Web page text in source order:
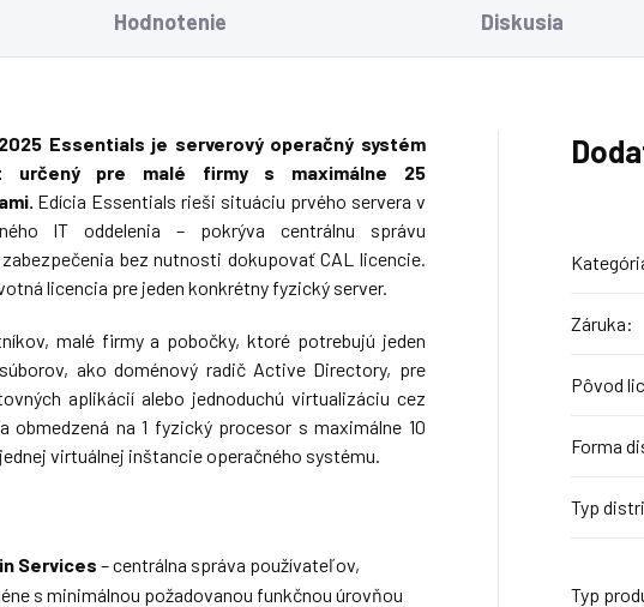
Hodnotenie Diskusia
Essentials je serverový operačný systém
určený pre malé firmy s maximálne 25
Edícia Essentials rieši situáciu prvého servera v
IT oddelenia – pokrýva centrálnu správu
bez nutnosti dokupovať CAL licencie.
licencia pre jeden konkrétny fyzický server.
malé firmy a pobočky, ktoré potrebujú jeden
ako doménový radič Active Directory, pre
aplikácií alebo jednoduchú virtualizáciu cez
obmedzená na 1 fyzický procesor s maximálne 10
virtuálnej inštancie operačného systému.
Services – centrálna správa používateľov,
s minimálnou požadovanou funkčnou úrovňou
Záruka:
Pôvod
Forma
Typ
Typ